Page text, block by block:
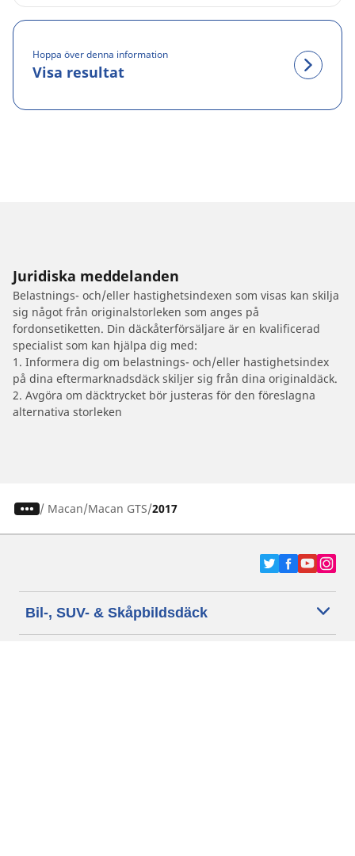
Hoppa över denna information
Visa resultat
Juridiska meddelanden
Belastnings- och/eller hastighetsindexen som visas kan skilja
sig något från originalstorleken som anges på
fordonsetiketten. Din däckåterförsäljare är en kvalificerad
specialist som kan hjälpa dig med:
1. Informera dig om belastnings- och/eller hastighetsindex
på dina eftermarknadsdäck skiljer sig från dina originaldäck.
2. Avgöra om däcktrycket bör justeras för den föreslagna
alternativa storleken
/ Macan Macan GTS 2017
Bil-, SUV- & Skåpbildsdäck